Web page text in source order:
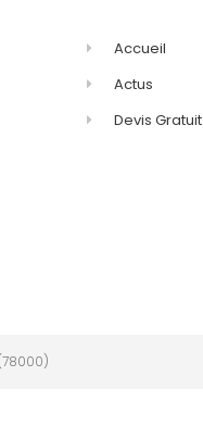
Accueil
Actus
Devis Gratuit
(78000)